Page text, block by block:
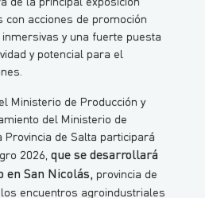
acciones de promoción
y una fuerte puesta
y potencial para el
Ministerio de Producción y
del Ministerio de
Provincia de Salta participará
2026, que se desarrollará
en San Nicolás, provincia de
encuentros agroindustriales